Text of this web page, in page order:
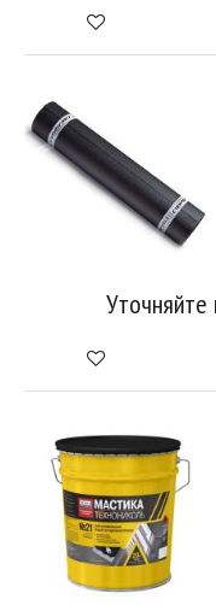
Уточняйте